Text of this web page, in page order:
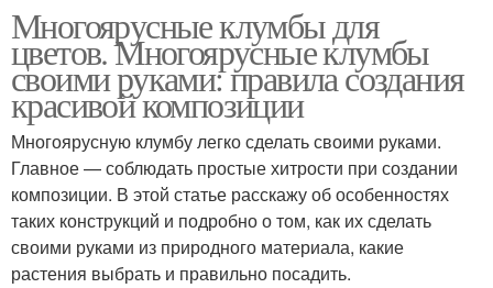
Многоярусные клумбы для
цветов. Многоярусные клумбы
своими руками: правила создания
красивой композиции
Многоярусную клумбу легко сделать своими руками.
Главное — соблюдать простые хитрости при создании
композиции. В этой статье расскажу об особенностях
таких конструкций и подробно о том, как их сделать
своими руками из природного материала, какие
растения выбрать и правильно посадить.